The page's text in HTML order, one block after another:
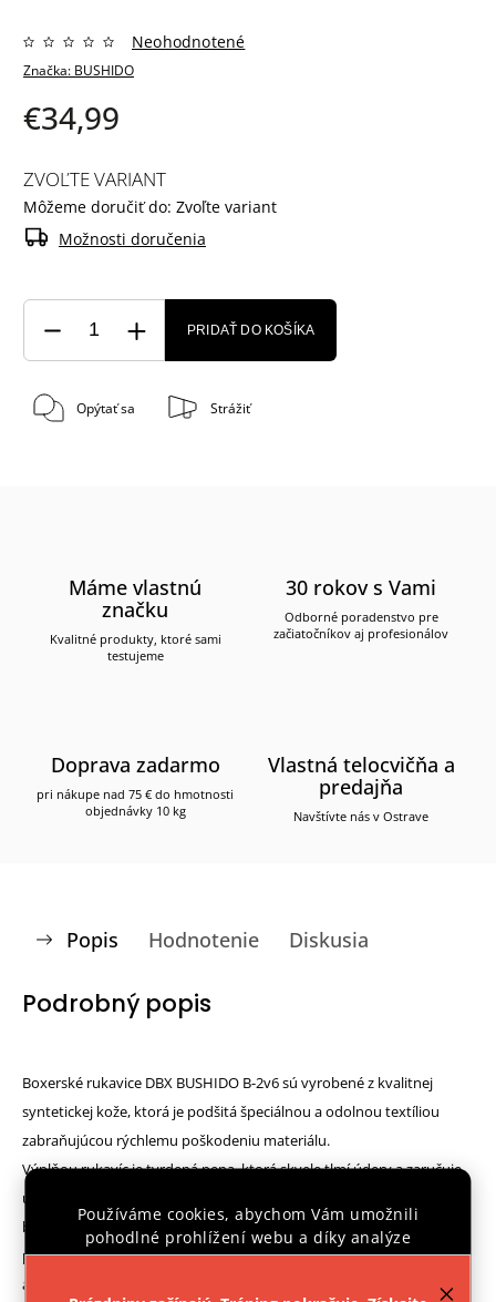
Používáme cookies, abychom Vám umožnili
pohodlné prohlížení webu a díky analýze
provozu webu neustále zlepšovali jeho funkce,
Značka: BUSHIDO
Neohodnotené
€34,99
ZVOĽTE VARIANT
Môžeme doručiť do: Zvoľte variant
Možnosti doručenia
PRIDAŤ DO KOŠÍKA
Opýtať sa Strážiť
Máme vlastnú
značku
Kvalitné produkty, ktoré sami
testujeme
30 rokov s Vami
Odborné poradenstvo pre
začiatočníkov aj profesionálov
Doprava zadarmo
pri nákupe nad 75 € do hmotnosti
objednávky 10 kg
Vlastná telocvičňa a
predajňa
Navštívte nás v Ostrave
Popis Hodnotenie Diskusia
Podrobný popis
Boxerské rukavice DBX BUSHIDO B-2v6 sú vyrobené z kvalitnej
syntetickej kože, ktorá je podšitá špeciálnou a odolnou textíliou
zabraňujúcou rýchlemu poškodeniu materiálu.
Výplňou rukavíc je tvrdená pena, ktorá skvele tlmí údery a zaručuje
užívateľovi každodenné bezproblémové využitie ako pri tréningu na
boxovacom vreci tak so sparing partnerom. Ďalším dôležitým
prvkom rukavíc je široký a silný suchý zips zaisťujúci oporu v zápästí
a tým aj minimalizuje možnosť jeho zranenia.